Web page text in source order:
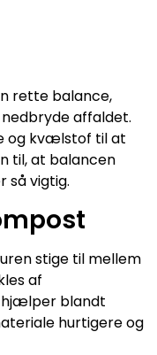
rette balance,
affaldet.
og kvælstof til at
til, at balancen
så vigtig.
stige til mellem
af
hjælper blandt
hurtigere og